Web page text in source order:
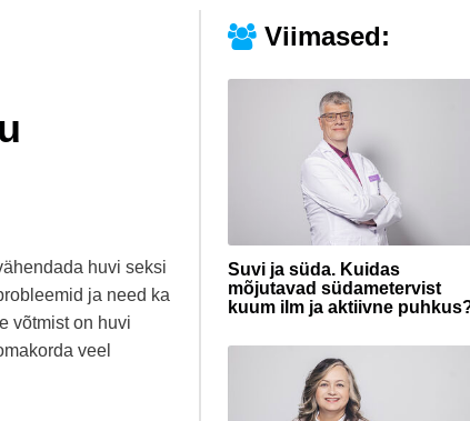
Viimased:
Suvi ja süda. Kuidas
mõjutavad südametervist
kuum ilm ja aktiivne
huvi seksi
ja need ka
võtmist on huvi
veel